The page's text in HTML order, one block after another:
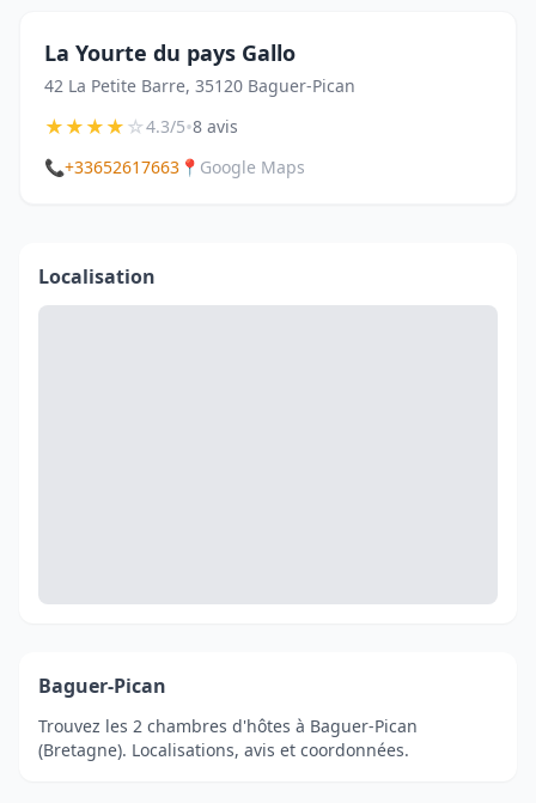
La Yourte du pays Gallo
42 La Petite Barre, 35120 Baguer-Pican
★★★★☆4.3/5•8 avis
📞+33652617663 📍 Google Maps
Localisation
Baguer-Pican
Trouvez les 2 chambres d'hôtes à Baguer-Pican
(Bretagne). Localisations, avis et coordonnées.